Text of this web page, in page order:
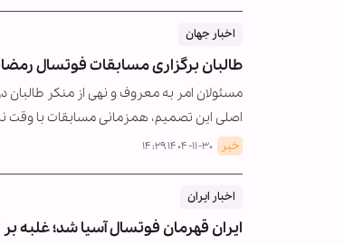
اخبار جهان
طالبان برگزاری مسابقات فوتسال
مسئولان امر به معروف و نهی از منکر طالبان
اصلی این تصمیم، همزمانی مسابقات با وقت
خبر ۱۴۰۴-۱۱-۳۰ ۱۴:۲۹
اخبار ایران
ایران قهرمان فوتسال آسیا شد؛ غلبه